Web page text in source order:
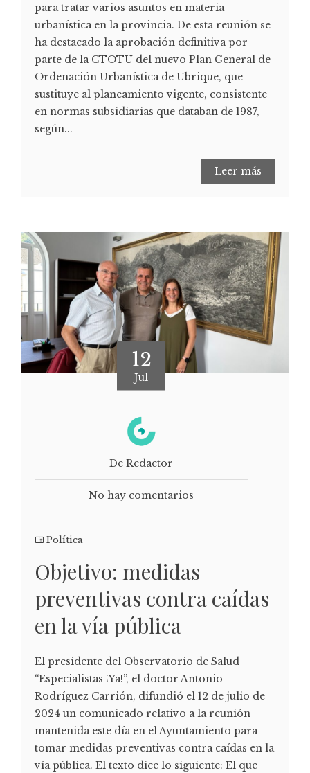
para tratar varios asuntos en materia
urbanística en la provincia. De esta reunión se
ha destacado la aprobación definitiva por
parte de la CTOTU del nuevo Plan General de
Ordenación Urbanística de Ubrique, que
sustituye al planeamiento vigente, consistente
en normas subsidiarias que databan de 1987,
según...
Leer más
12
Jul
De Redactor
No hay comentarios
Política
Objetivo: medidas
preventivas contra caídas
en la vía pública
El presidente del Observatorio de Salud
“Especialistas ¡Ya!”, el doctor Antonio
Rodríguez Carrión, difundió el 12 de julio de
2024 un comunicado relativo a la reunión
mantenida este día en el Ayuntamiento para
tomar medidas preventivas contra caídas en la
vía pública. El texto dice lo siguiente: El que